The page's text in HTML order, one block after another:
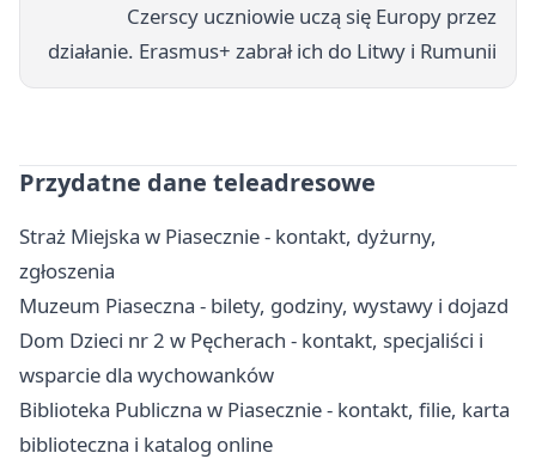
Czerscy uczniowie uczą się Europy przez
działanie. Erasmus+ zabrał ich do Litwy i Rumunii
Przydatne dane teleadresowe
Straż Miejska w Piasecznie - kontakt, dyżurny,
zgłoszenia
Muzeum Piaseczna - bilety, godziny, wystawy i dojazd
Dom Dzieci nr 2 w Pęcherach - kontakt, specjaliści i
wsparcie dla wychowanków
Biblioteka Publiczna w Piasecznie - kontakt, filie, karta
biblioteczna i katalog online